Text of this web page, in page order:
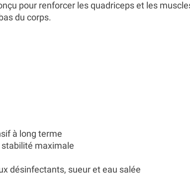
pour renforcer les quadriceps et les
du corps.
à long terme
maximale
désinfectants, sueur et eau salée